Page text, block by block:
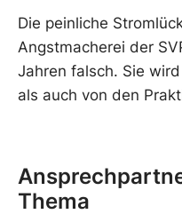
Die peinliche
Angstmacherei der
Jahren falsch. Sie
als auch von den
Thema